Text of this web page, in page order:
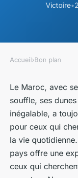
Victoire•
Accueil›Bon plan
Le Maroc, avec
souffle, ses
inégalable, a
pour ceux qui
la vie
pays offre une
ceux qui